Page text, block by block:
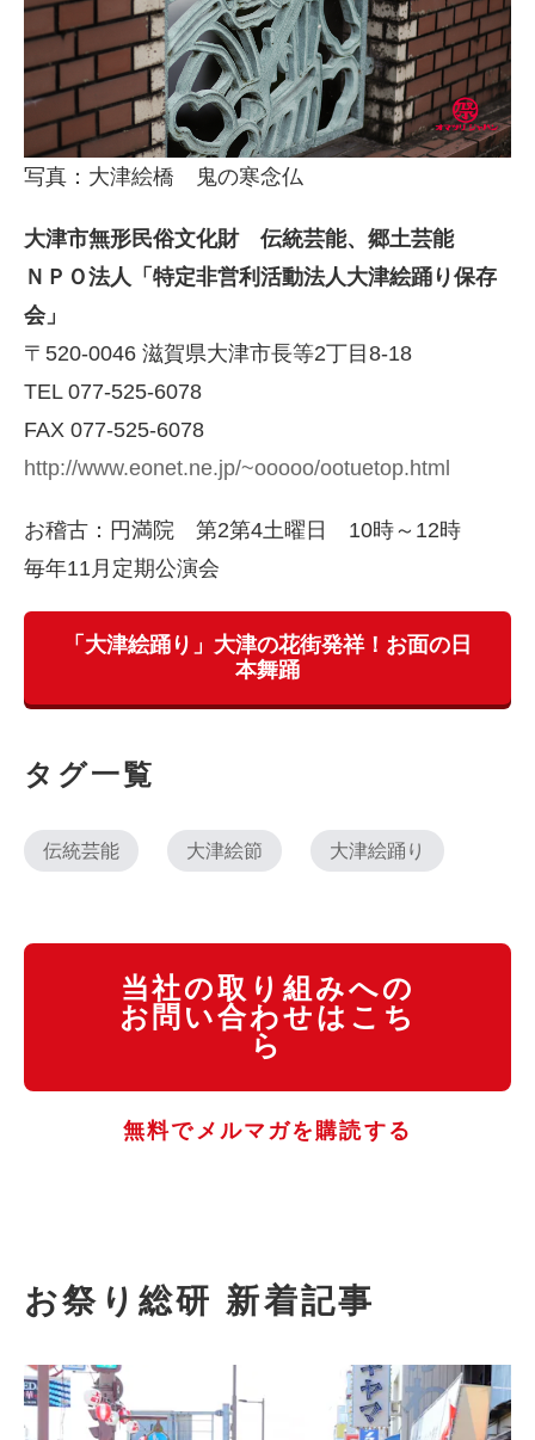
写真：大津絵橋 鬼の寒念仏
大津市無形民俗文化財 伝統芸能、郷土芸能
ＮＰＯ法人「特定非営利活動法人大津絵踊り保存
会」
〒520-0046 滋賀県大津市長等2丁目8-18
TEL 077-525-6078
FAX 077-525-6078
http://www.eonet.ne.jp/~ooooo/ootuetop.html
お稽古：円満院 第2第4土曜日 10時～12時
毎年11月定期公演会
「大津絵踊り」大津の花街発祥！お面の日
本舞踊
タグ一覧
伝統芸能 大津絵節 大津絵踊り
当社の取り組みへの
お問い合わせはこち
ら
無料でメルマガを購読する
お祭り総研 新着記事